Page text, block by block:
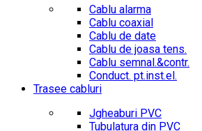
Cablu alarma
Cablu coaxial
Cablu de date
Cablu de joasa tens.
Cablu semnal.&contr.
Conduct. pt.inst.el.
Trasee cabluri
Jgheaburi PVC
Tubulatura din PVC